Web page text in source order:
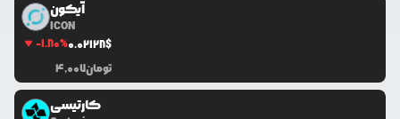
آیکون
ICON
-1.80%0.02128$
4,007تومان
کارتیسی